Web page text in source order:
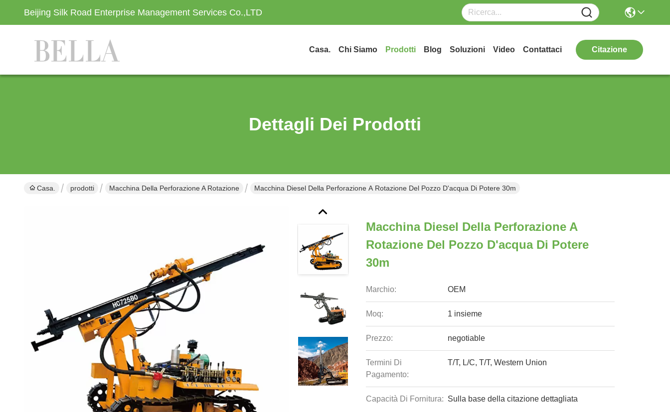
Beijing Silk Road Enterprise Management Services Co.,LTD
Casa. Chi Siamo Prodotti Blog Soluzioni Video Contattaci Citazione
Dettagli Dei Prodotti
Casa. prodotti Macchina Della Perforazione A Rotazione Macchina Diesel Della Perforazione A Rotazione Del Pozzo D'acqua Di Potere 30m
Macchina Diesel Della Perforazione A
Rotazione Del Pozzo D'acqua Di Potere
30m
Marchio: OEM
Moq: 1 insieme
Prezzo: negotiable
Termini Di
Pagamento:
T/T, L/C, T/T, Western Union
Capacità Di Fornitura: Sulla base della citazione dettagliata